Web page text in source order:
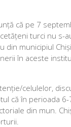
că pe 7
turci nu s-
municipiul
în aceste
celulelor,
că în perioada
din mun.